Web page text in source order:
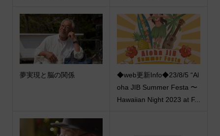
夢実現と脳の関係
◆web更新Info◆23/8/5 “Al
oha JIB Summer Festa 〜
Hawaiian Night 2023 at F...